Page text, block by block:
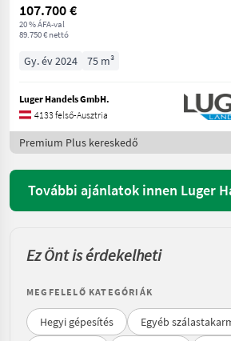
107.700 €
20 % ÁFA-val
89.750 € nettó
Gy. év 2024 75 m³
Luger Handels GmbH.
4133 felső-Ausztria
Premium Plus kereskedő
További ajánlatok innen Luger
Ez Önt is érdekelheti
MEGFELELŐ KATEGÓRIÁK
Hegyi gépesítés
Egyéb